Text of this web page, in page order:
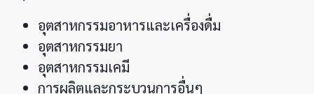
อุตสาหกรรมอาหารและเครื่องดื่ม
อุตสาหกรรมยา
อุตสาหกรรมเคมี
การผลิตและกระบวนการอื่นๆ